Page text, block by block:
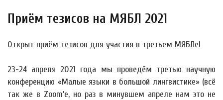
Приём тезисов на МЯБЛ 2021
Открыт приём тезисов для участия в третьем МЯБЛе!
23-24 апреля 2021 года мы проведём третью научную
конференцию «Малые языки в большой лингвистике» (всё
так же в Zoom'е, но раз в минувшем апреле нам это не